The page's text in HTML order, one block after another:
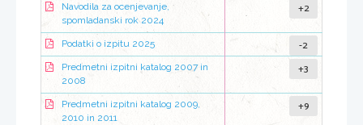
Navodila za ocenjevanje,
spomladanski rok 2024
+2
Podatki o izpitu 2025 -2
Predmetni izpitni katalog 2007 in
2008
+3
Predmetni izpitni katalog 2009,
2010 in 2011
+9